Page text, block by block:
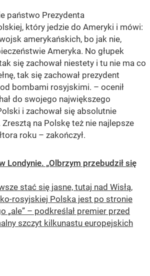
państwo Prezydenta
który jedzie do Ameryki i mówi:
amerykańskich, bo jak nie,
Ameryka. No głupek
się zachował niestety i tu nie ma co
tak się zachował prezydent
bombami rosyjskimi. – ocenił
do swojego największego
i zachował się absolutnie
na Polskę też nie najlepsze
roku – zakończył.
Londynie. „Olbrzym przebudził się
stać się jasne, tutaj nad Wisłą,
rosyjskiej Polska jest po stronie
„ale” – podkreślał premier przed
szczyt kilkunastu europejskich